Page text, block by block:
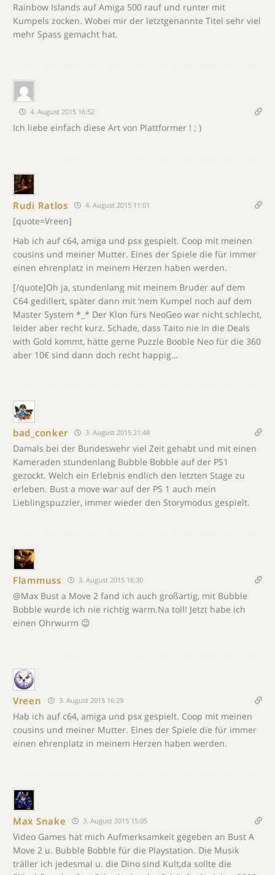
Rainbow Islands auf Amiga 500 rauf und runter mit
Kumpels zocken. Wobei mir der letztgenannte Titel sehr viel
mehr Spass gemacht hat.
4. August 2015 16:52
Ich liebe einfach diese Art von Plattformer ! ; )
Rudi Ratlos 4. August 2015 11:01
[quote=Vreen]
Hab ich auf c64, amiga und psx gespielt. Coop mit meinen
cousins und meiner Mutter. Eines der Spiele die für immer
einen ehrenplatz in meinem Herzen haben werden.
[/quote]Oh ja, stundenlang mit meinem Bruder auf dem
C64 gedillert, später dann mit ‘nem Kumpel noch auf dem
Master System *_* Der Klon fürs NeoGeo war nicht schlecht,
leider aber recht kurz. Schade, dass Taito nie in die Deals
with Gold kommt, hätte gerne Puzzle Booble Neo für die 360
aber 10€ sind dann doch recht happig…
bad_conker 3. August 2015 21:48
Damals bei der Bundeswehr viel Zeit gehabt und mit einen
Kameraden stundenlang Bubble Bobble auf der PS1
gezockt. Welch ein Erlebnis endlich den letzten Stage zu
erleben. Bust a move war auf der PS 1 auch mein
Lieblingspuzzler, immer wieder den Storymodus gespielt.
Flammuss 3. August 2015 16:30
@Max Bust a Move 2 fand ich auch großartig, mit Bubble
Bobble wurde ich nie richtig warm.Na toll! Jetzt habe ich
einen Ohrwurm 😉
Vreen 3. August 2015 16:29
Hab ich auf c64, amiga und psx gespielt. Coop mit meinen
cousins und meiner Mutter. Eines der Spiele die für immer
einen ehrenplatz in meinem Herzen haben werden.
Max Snake 3. August 2015 15:05
Video Games hat mich Aufmerksamkeit gegeben an Bust A
Move 2 u. Bubble Bobble für die Playstation. Die Musik
träller ich jedesmal u. die Dino sind Kult,da sollte die